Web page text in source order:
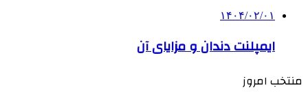
۱۴۰۴/۰۲/۰۱
ایمپلنت دندان و مزایای آن
منتخب امروز